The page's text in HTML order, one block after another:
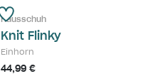
Hausschuh
Knit Flinky
Einhorn
44,99 €